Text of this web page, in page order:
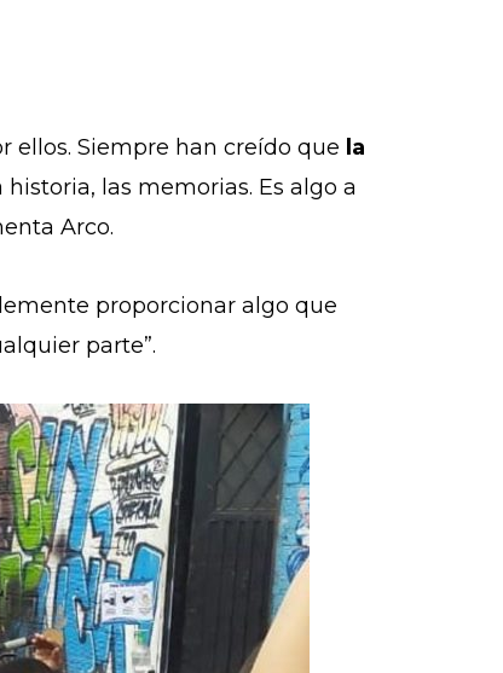
ellos. Siempre han creído que la
las memorias. Es algo a
Arco.
proporcionar algo que
parte”.